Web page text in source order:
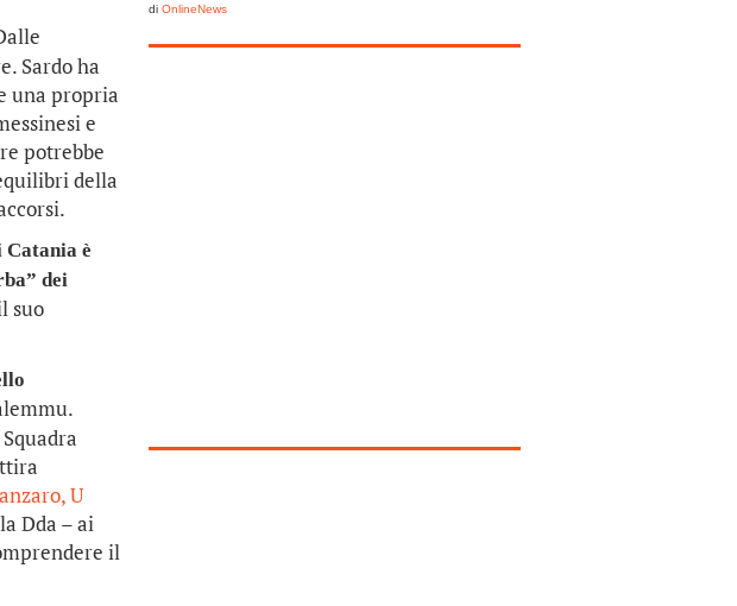
Sardo ha
una propria
e
potrebbe
della
Catania è
dei
suo
U
Dda – ai
il
di OnlineNews